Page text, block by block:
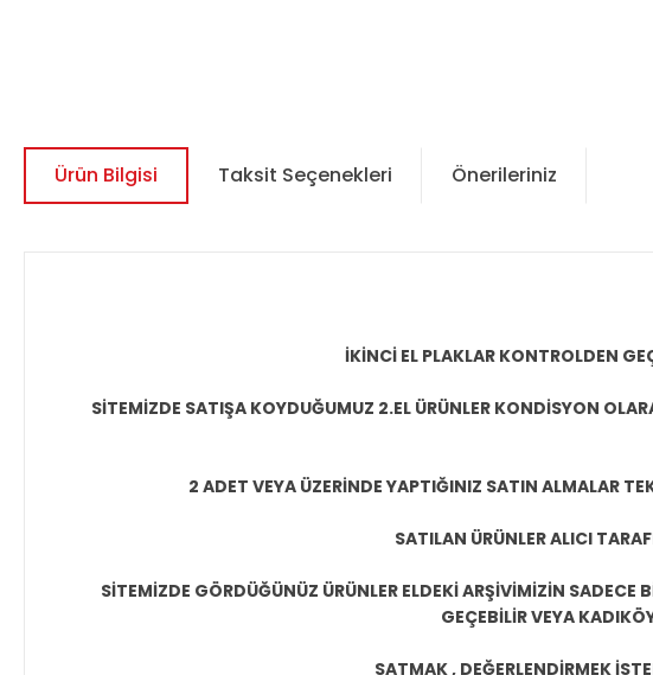
Ürün Bilgisi Taksit Seçenekleri Önerileriniz
İKİNCİ EL PLAKLAR KONTROLDEN
SİTEMİZDE SATIŞA KOYDUĞUMUZ 2.EL ÜRÜNLER KONDİSYON
2 ADET VEYA ÜZERİNDE YAPTIĞINIZ SATIN ALMALAR
SATILAN ÜRÜNLER ALICI
SİTEMİZDE GÖRDÜĞÜNÜZ ÜRÜNLER ELDEKİ ARŞİVİMİZİN
GEÇEBİLİR VEYA
SATMAK , DEĞERLENDİRMEK